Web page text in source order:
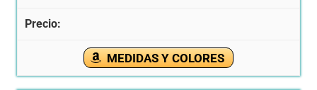
MEDIDAS Y COLORES